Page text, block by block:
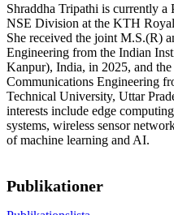
Shraddha Tripathi is currently a
NSE Division at the KTH
She received the joint M.S.(R)
Engineering from the Indian
Kanpur), India, in 2025, and
Communications Engineering
Technical University, Uttar
interests include edge
systems, wireless sensor
of machine learning and AI.
Publikationer